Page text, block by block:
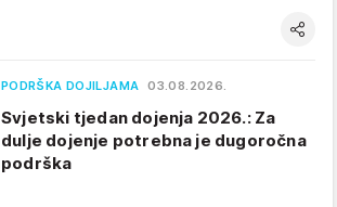
PODRŠKA DOJILJAMA 03.08.2026.
Svjetski tjedan dojenja 2026.: Za
dulje dojenje potrebna je dugoročna
podrška